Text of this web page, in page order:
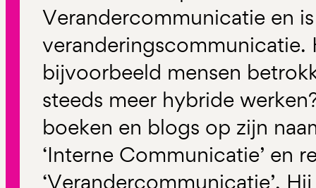
Verandercommunicatie en
veranderingscommunicatie.
bijvoorbeeld mensen
steeds meer hybride
boeken en blogs op zijn
‘Interne Communicatie’ en
‘Verandercommunicatie’.